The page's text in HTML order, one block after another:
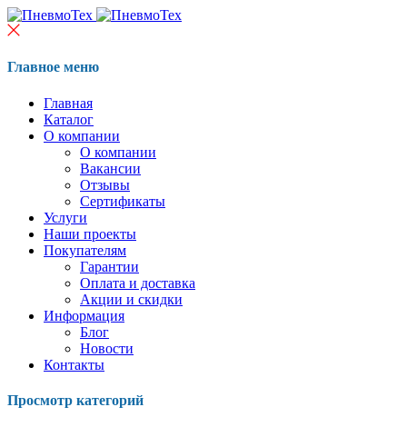
Главное меню
Главная
Каталог
О компании
О компании
Вакансии
Отзывы
Сертификаты
Услуги
Наши проекты
Покупателям
Гарантии
Оплата и доставка
Акции и скидки
Информация
Блог
Новости
Контакты
Просмотр категорий